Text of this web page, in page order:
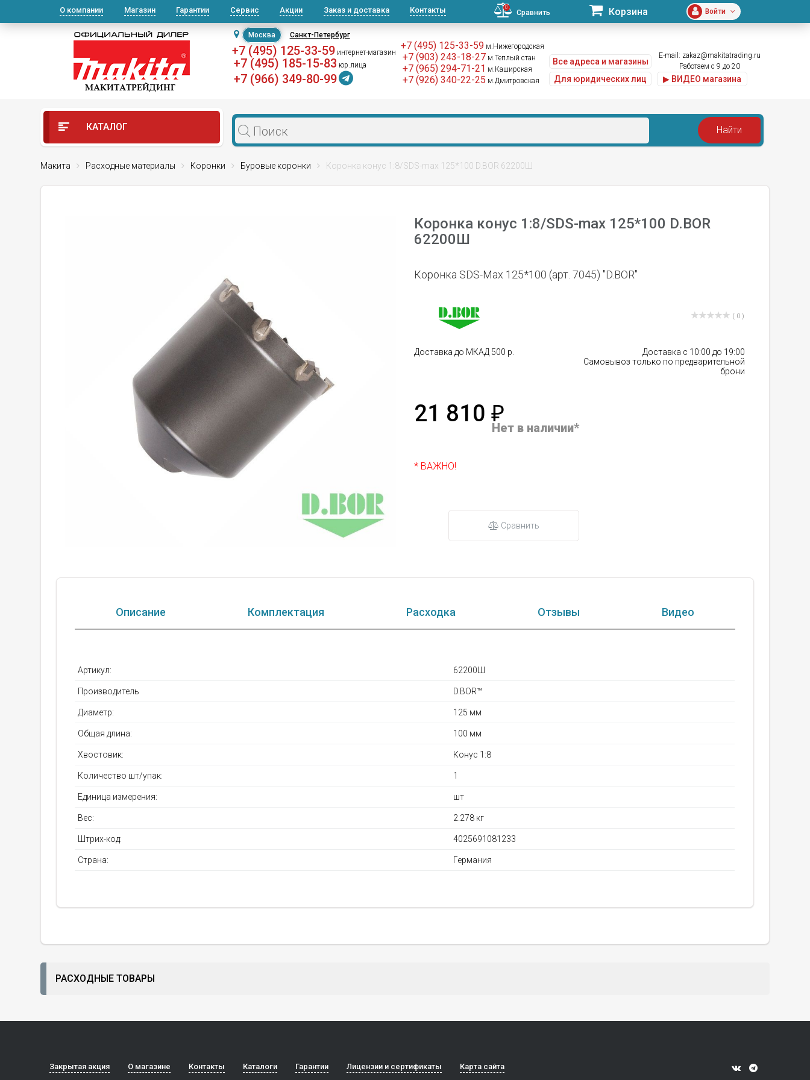
О компании Магазин Гарантии Сервис Акции Заказ и доставка Контакты 0
Сравнить Корзина Войти
Москва Санкт-Петербург
+7 (495) 125-33-59интернет-магазин
+7 (495) 185-15-83 юр.лица
+7 (966) 349-80-99
+7 (495) 125-33-59 м.Нижегородская
+7 (903) 243-18-27 м.Теплый стан
+7 (965) 294-71-21 м.Каширская
+7 (926) 340-22-25 м.Дмитровская
Все адреса и магазины
Для юридических лиц
E-mail: zakaz@makitatrading.ru
Работаем с 9 до 20
▶ ВИДЕО магазина
КАТАЛОГ
Макита Расходные материалы Коронки Буровые коронки Коронка конус 1:8/SDS-max 125*100 D.BOR 62200Ш
Коронка конус 1:8/SDS-max 125*100 D.BOR
62200Ш
Коронка SDS-Max 125*100 (арт. 7045) "D.BOR"
( 0 )
Доставка до МКАД 500 р.
Доставка с 10:00 до 19:00
Самовывоз только по предварительной
брони
21 810 ₽
Нет в наличии*
* ВАЖНО!
Сравнить
Описание Комплектация Расходка Отзывы Видео
Артикул: 62200Ш
Производитель D.BOR™
Диаметр: 125 мм
Общая длина: 100 мм
Хвостовик: Конус 1:8
Количество шт/упак: 1
Единица измерения: шт
Вес: 2.278 кг
Штрих-код: 4025691081233
Страна: Германия
РАСХОДНЫЕ ТОВАРЫ
Закрытая акция О магазине Контакты Каталоги Гарантии Лицензии и сертификаты Карта сайта